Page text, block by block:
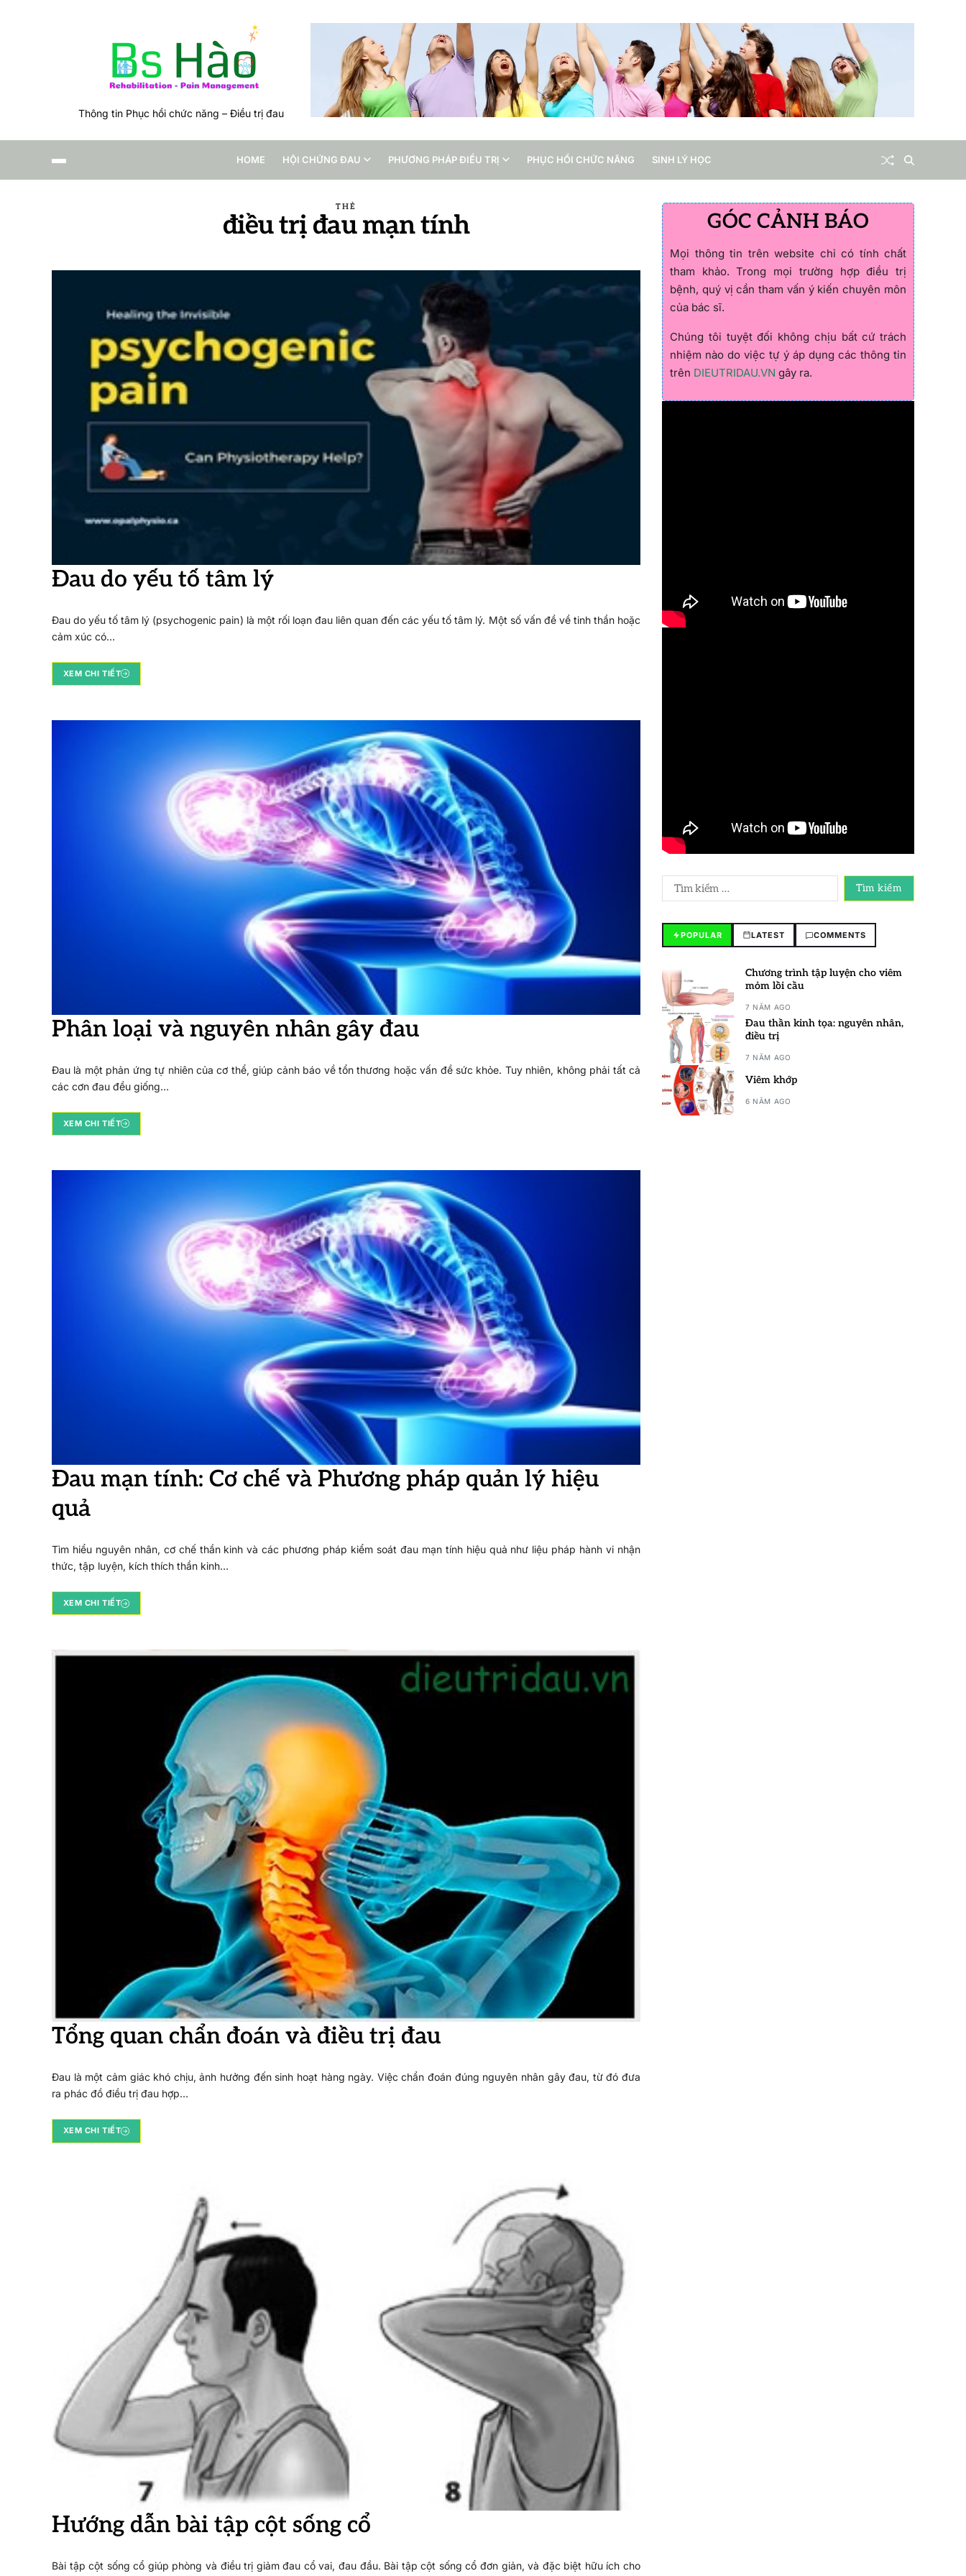
Thông tin Phục hồi chức năng – Điều trị đau
HOME HỘI CHỨNG ĐAU PHƯƠNG PHÁP ĐIỀU TRỊ PHỤC HỒI CHỨC NĂNG SINH LÝ HỌC
THẺ
điều trị đau mạn tính
Đau do yếu tố tâm lý
Đau do yếu tố tâm lý (psychogenic pain) là một rối loạn đau liên quan đến các yếu tố tâm lý. Một số vấn đề về tinh thần hoặc
cảm xúc có…
XEM CHI TIẾT
Phân loại và nguyên nhân gây đau
Đau là một phản ứng tự nhiên của cơ thể, giúp cảnh báo về tổn thương hoặc vấn đề sức khỏe. Tuy nhiên, không phải tất cả
các cơn đau đều giống…
XEM CHI TIẾT
Đau mạn tính: Cơ chế và Phương pháp quản lý hiệu
quả
Tìm hiểu nguyên nhân, cơ chế thần kinh và các phương pháp kiểm soát đau mạn tính hiệu quả như liệu pháp hành vi nhận
thức, tập luyện, kích thích thần kinh…
XEM CHI TIẾT
Tổng quan chẩn đoán và điều trị đau
Đau là một cảm giác khó chịu, ảnh hưởng đến sinh hoạt hàng ngày. Việc chẩn đoán đúng nguyên nhân gây đau, từ đó đưa
ra phác đồ điều trị đau hợp…
XEM CHI TIẾT
Hướng dẫn bài tập cột sống cổ
Bài tập cột sống cổ giúp phòng và điều trị giảm đau cổ vai, đau đầu. Bài tập cột sống cổ đơn giản, và đặc biệt hữu ích cho
GÓC CẢNH BÁO
Mọi thông tin trên website chỉ có tính chất
tham khảo. Trong mọi trường hợp điều trị
bệnh, quý vị cần tham vấn ý kiến chuyên môn
của bác sĩ.
Chúng tôi tuyệt đối không chịu bất cứ trách
nhiệm nào do việc tự ý áp dụng các thông tin
trên DIEUTRIDAU.VN gây ra.
POPULAR LATEST COMMENTS
Chương trình tập luyện cho viêm
mỏm lồi cầu
7 NĂM AGO
Đau thần kinh tọa: nguyên nhân,
điều trị
7 NĂM AGO
Viêm khớp
6 NĂM AGO